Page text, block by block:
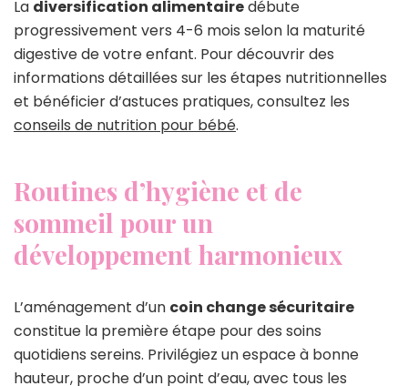
La diversification alimentairedébute
progressivement vers 4-6 mois selon la maturité
digestive de votre enfant. Pour découvrir des
informations détaillées sur les étapes nutritionnelles
et bénéficier d’astuces pratiques, consultez les
conseils de nutrition pour bébé.
Routines d’hygiène et de
sommeil pour un
développement harmonieux
L’aménagement d’un coin change sécuritaire
constitue la première étape pour des soins
quotidiens sereins. Privilégiez un espace à bonne
hauteur, proche d’un point d’eau, avec tous les